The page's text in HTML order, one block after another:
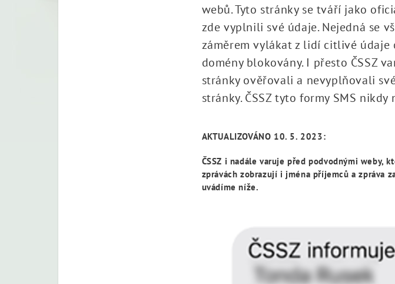
webů. Tyto stránky se tváří jako
zde vyplnili své údaje. Nejedná se
záměrem vylákat z lidí citlivé údaje
domény blokovány. I přesto ČSSZ
stránky ověřovali a nevyplňovali
stránky. ČSSZ tyto formy SMS nikdy
AKTUALIZOVÁNO 10. 5. 2023:
ČSSZ i nadále varuje před podvodnými weby,
zprávách zobrazují i jména příjemců a zpráva
uvádíme níže.